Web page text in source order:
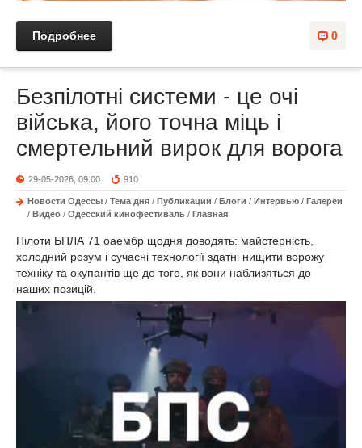
0
Подробнее
Безпілотні системи - це очі
війська, його точна міць і
смертельний вирок для ворога
29-05-2026, 09:00 910
Новости Одессы / Тема дня / Публикации / Блоги / Интервью / Галереи
/ Видео / Одесский кинофестиваль / Главная
Пілоти БПЛА 71 оаембр щодня доводять: майстерність,
холодний розум і сучасні технології здатні нищити ворожу
техніку та окупантів ще до того, як вони наблизяться до
наших позицій.